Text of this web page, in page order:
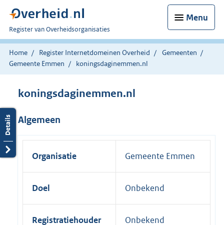
Menu
U
bent
nu
hier:
Register van Overheidsorganisaties
Home Register Internetdomeinen Overheid
Gemeenten
Gemeente Emmen
koningsdaginemmen.nl
koningsdaginemmen.nl
Algemeen
Organisatie Gemeente Emmen
Doel Onbekend
Registratiehouder Onbekend